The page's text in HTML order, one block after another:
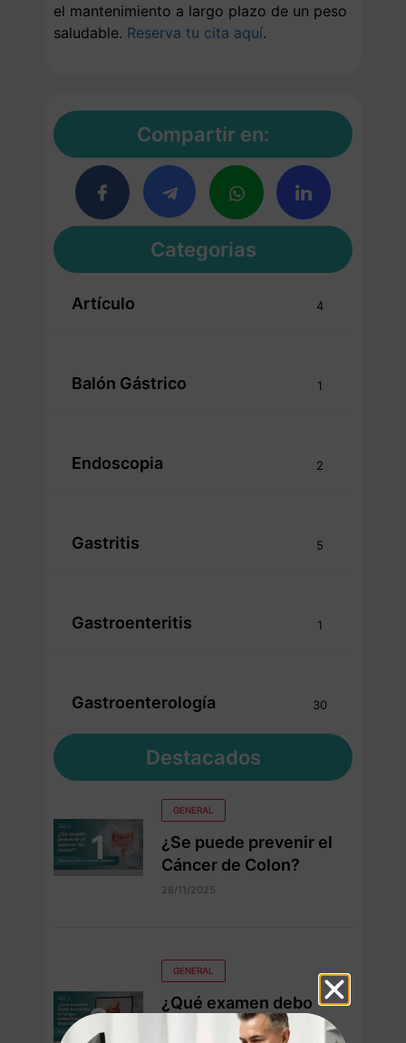
el mantenimiento a largo plazo de un peso
saludable. Reserva tu cita aquí.
Compartir en:
Categorias
Artículo 4
Balón Gástrico 1
Endoscopia 2
Gastritis 5
Gastroenteritis 1
Gastroenterología 30
Destacados
GENERAL
¿Se puede prevenir el
Cáncer de Colon?
28/11/2025
GENERAL
¿Qué examen debo
hacerme si tengo